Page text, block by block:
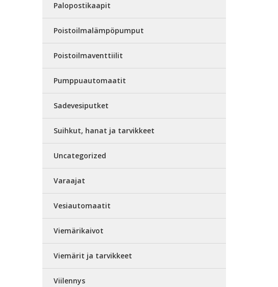
Palopostikaapit
Poistoilmalämpöpumput
Poistoilmaventtiilit
Pumppuautomaatit
Sadevesiputket
Suihkut, hanat ja tarvikkeet
Uncategorized
Varaajat
Vesiautomaatit
Viemärikaivot
Viemärit ja tarvikkeet
Viilennys